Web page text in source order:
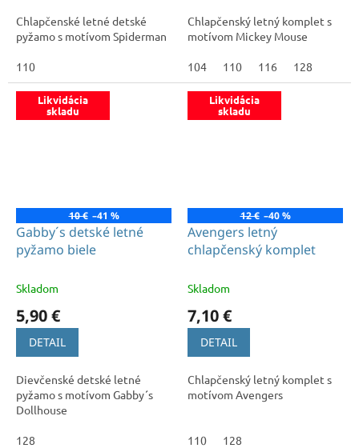
Chlapčenské letné detské
pyžamo s motívom Spiderman
110
Chlapčenský letný komplet s
motívom Mickey Mouse
104 110 116 128
Likvidácia
skladu
10 € –41 %
Gabby´s detské letné
pyžamo biele
Skladom
5,90 €
DETAIL
Dievčenské detské letné
pyžamo s motívom Gabby´s
Dollhouse
128
Likvidácia
skladu
12 € –40 %
Avengers letný
chlapčenský komplet
Skladom
7,10 €
DETAIL
Chlapčenský letný komplet s
motívom Avengers
110 128